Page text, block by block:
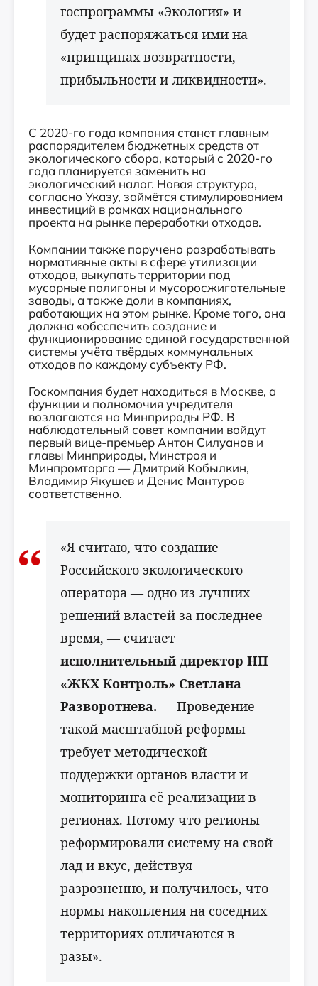
госпрограммы «Экология» и
будет распоряжаться ими на
«принципах возвратности,
прибыльности и ликвидности».
С 2020-го года компания станет главным
распорядителем бюджетных средств от
экологического сбора, который с 2020-го
года планируется заменить на
экологический налог. Новая структура,
согласно Указу, займётся стимулированием
инвестиций в рамках национального
проекта на рынке переработки отходов.
Компании также поручено разрабатывать
нормативные акты в сфере утилизации
отходов, выкупать территории под
мусорные полигоны и мусоросжигательные
заводы, а также доли в компаниях,
работающих на этом рынке. Кроме того, она
должна «обеспечить создание и
функционирование единой государственной
системы учёта твёрдых коммунальных
отходов по каждому субъекту РФ.
Госкомпания будет находиться в Москве, а
функции и полномочия учредителя
возлагаются на Минприроды РФ. В
наблюдательный совет компании войдут
первый вице-премьер Антон Силуанов и
главы Минприроды, Минстроя и
Минпромторга — Дмитрий Кобылкин,
Владимир Якушев и Денис Мантуров
соответственно.
«Я считаю, что создание
Российского экологического
оператора — одно из лучших
решений властей за последнее
время, — считает
исполнительный директор НП
«ЖКХ Контроль» Светлана
Разворотнева. — Проведение
такой масштабной реформы
требует методической
поддержки органов власти и
мониторинга её реализации в
регионах. Потому что регионы
реформировали систему на свой
лад и вкус, действуя
разрозненно, и получилось, что
нормы накопления на соседних
территориях отличаются в
разы».